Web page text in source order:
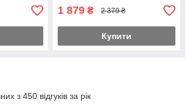
1 879 ₴ 2 379 ₴
Купити
з 450 відгуків за рік